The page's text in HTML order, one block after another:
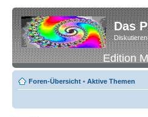
Das
Edition
Foren-Übersicht • Aktive Themen